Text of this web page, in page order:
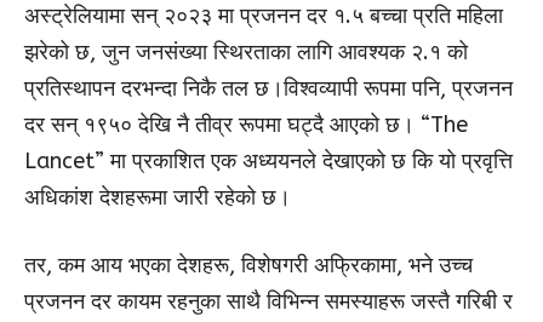
अस्ट्रेलियामा सन् २०२३ मा प्रजनन दर १.५ बच्चा प्रति महिला
झरेको छ, जुन जनसंख्या स्थिरताका लागि आवश्यक २.१ को
प्रतिस्थापन दरभन्दा निकै तल छ।विश्वव्यापी रूपमा पनि, प्रजनन
दर सन् १९५० देखि नै तीव्र रूपमा घट्दै आएको छ। “The
Lancet” मा प्रकाशित एक अध्ययनले देखाएको छ कि यो प्रवृत्ति
अधिकांश देशहरूमा जारी रहेको छ।
तर, कम आय भएका देशहरू, विशेषगरी अफ्रिकामा, भने उच्च
प्रजनन दर कायम रहनुका साथै विभिन्न समस्याहरू जस्तै गरिबी र